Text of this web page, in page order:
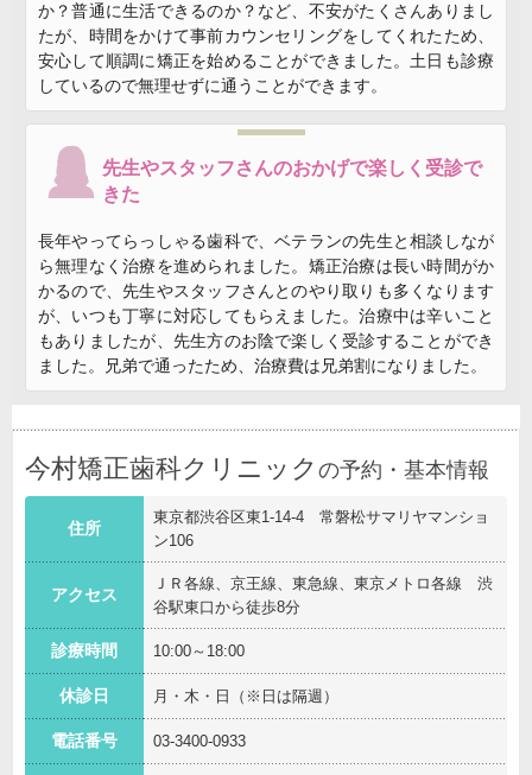
か？普通に生活できるのか？など、不安がたくさんありまし
たが、時間をかけて事前カウンセリングをしてくれたため、
安心して順調に矯正を始めることができました。土日も診療
しているので無理せずに通うことができます。
先生やスタッフさんのおかげで楽しく受診で
きた
長年やってらっしゃる歯科で、ベテランの先生と相談しなが
ら無理なく治療を進められました。矯正治療は長い時間がか
かるので、先生やスタッフさんとのやり取りも多くなります
が、いつも丁寧に対応してもらえました。治療中は辛いこと
もありましたが、先生方のお陰で楽しく受診することができ
ました。兄弟で通ったため、治療費は兄弟割になりました。
今村矯正歯科クリニック の予約・基本情報
住所
東京都渋谷区東1-14-4 常磐松サマリヤマンショ
ン106
アクセス
ＪＲ各線、京王線、東急線、東京メトロ各線 渋
谷駅東口から徒歩8分
診療時間 10:00～18:00
休診日 月・木・日（※日は隔週）
電話番号 03-3400-0933